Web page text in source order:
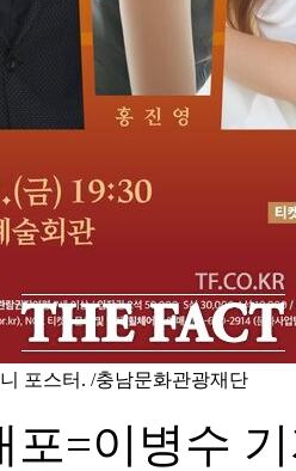
포스터. /충남문화관광재단
포=이병수